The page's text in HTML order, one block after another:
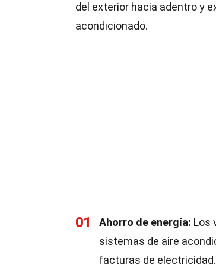
del exterior hacia adentro y
acondicionado.
01 Ahorro de energía: Los
sistemas de aire
facturas de electricidad.